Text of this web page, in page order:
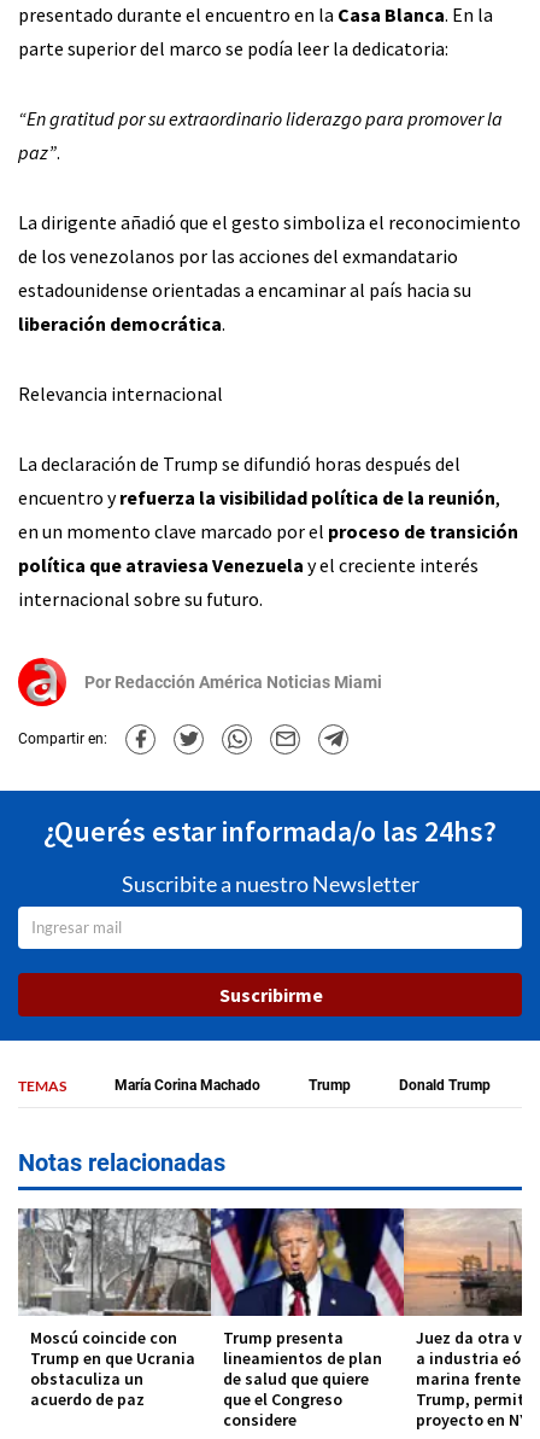
presentado durante el encuentro en la Casa Blanca. En la
parte superior del marco se podía leer la dedicatoria:
“En gratitud por su extraordinario liderazgo para promover la
paz”.
La dirigente añadió que el gesto simboliza el reconocimiento
de los venezolanos por las acciones del exmandatario
estadounidense orientadas a encaminar al país hacia su
liberación democrática.
Relevancia internacional
La declaración de Trump se difundió horas después del
encuentro yrefuerza la visibilidad política de la reunión,
en un momento clave marcado por el proceso de transición
política que atraviesa Venezuela y el creciente interés
internacional sobre su futuro.
Por Redacción América Noticias Miami
Compartir en:
¿Querés estar informada/o las 24hs?
Suscribite a nuestro Newsletter
Suscribirme
TEMAS María Corina Machado Trump Donald Trump
Notas relacionadas
Moscú coincide con
Trump en que Ucrania
obstaculiza un
acuerdo de paz
Trump presenta
lineamientos de plan
de salud que quiere
que el Congreso
considere
Juez da otra
a industria
marina frente a
Trump,
proyecto en NY